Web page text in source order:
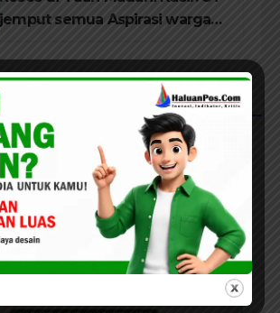
jemput semua Aspirasi warga
HUT RIAU KE-69